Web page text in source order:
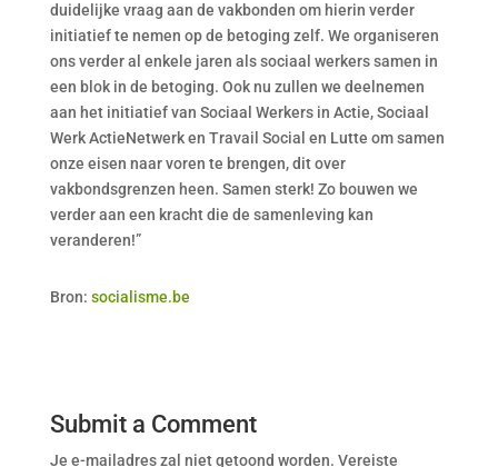
duidelijke vraag aan de vakbonden om hierin verder
initiatief te nemen op de betoging zelf. We organiseren
ons verder al enkele jaren als sociaal werkers samen in
een blok in de betoging. Ook nu zullen we deelnemen
aan het initiatief van Sociaal Werkers in Actie, Sociaal
Werk ActieNetwerk en Travail Social en Lutte om samen
onze eisen naar voren te brengen, dit over
vakbondsgrenzen heen. Samen sterk! Zo bouwen we
verder aan een kracht die de samenleving kan
veranderen!”
Bron: socialisme.be
Submit a Comment
Je e-mailadres zal niet getoond worden. Vereiste